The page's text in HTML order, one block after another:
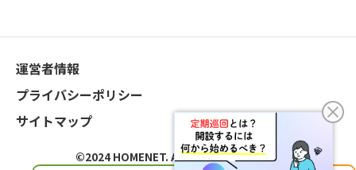
運営者情報
プライバシーポリシー
サイトマップ
©2024 HOMENET. All Rights Reserved.